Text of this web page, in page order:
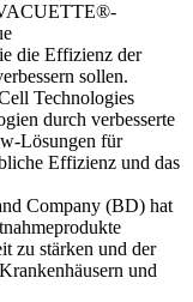
die Effizienz der
sollen.
Technologies
durch verbesserte
Lösungen für
Effizienz und das
Company (BD) hat
zu stärken und der
und